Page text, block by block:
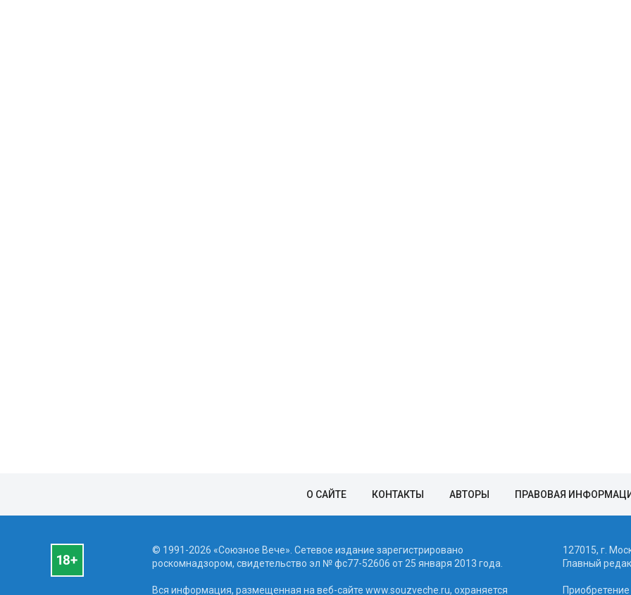
О САЙТЕ КОНТАКТЫ АВТОРЫ ПРАВОВАЯ
© 1991-2026 «Союзное Вече». Сетевое издание зарегистрировано
роскомнадзором, свидетельство эл № фc77-52606 от 25 января 2013 года.
Вся информация, размещенная на веб-сайте www.souzveche.ru, охраняется
127015, г.
Главный